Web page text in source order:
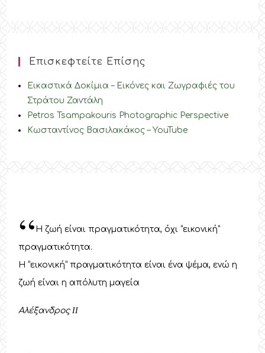
Επισκεφτείτε Επίσης
Εικαστικά Δοκίμια – Εικόνες και Ζωγραφιές του
Στράτου Ζαντάλη
Petros Tsampakouris Photographic Perspective
Κωσταντίνος Βασιλακάκος – YouTube
“Η ζωή είναι πραγματικότητα, όχι “εικονική”
πραγματικότητα.
Η “εικονική” πραγματικότητα είναι ένα ψέμα, ενώ η
ζωή είναι η απόλυτη μαγεία
ΑλέξανδροςII